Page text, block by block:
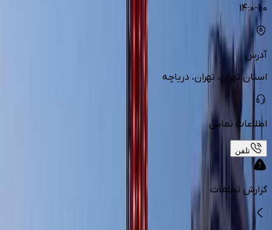
14:0-1:0
آدرس
استان تهران، تهران، دریاچه
اطلاعات تماس
تلفن
گزارش تخلفات